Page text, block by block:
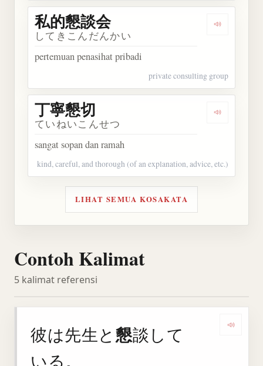
Dengarkan
私的懇談会
してきこんだんかい
pertemuan penasihat pribadi
private consulting group
Dengarkan
丁寧懇切
ていねいこんせつ
sangat sopan dan ramah
kind, careful, and thorough (of an explanation, advice, etc.)
LIHAT SEMUA KOSAKATA
Contoh Kalimat
5 kalimat referensi
彼は先生と 懇談して
いる。